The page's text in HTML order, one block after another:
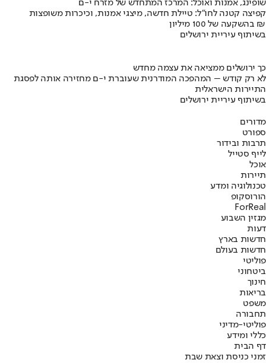
שופינג, אמנות ואוכל: המרכז המתחדש של מזרח י-ם
קפיצה קטנה לחו"ל: טיילת חדשה, מיצגי אמנות, וכיכרות משופצות
בהשקעה של 100 מיליון ₪
בשיתוף עיריית ירושלים
כך ירושלים ממציאה את עצמה מחדש
לא רק קודש – המהפכה המודרנית שעוברת י-ם מחזירה אותה לפסגת
התיירות הישראלית
בשיתוף עיריית ירושלים
מדורים
ספורט
תרבות ובידור
לייף סטייל
אוכל
תיירות
טכנולוגיה ומדע
הורוסקופ
ForReal
מגזין השבוע
דעות
חדשות בארץ
חדשות בעולם
פוליטי
ביטחוני
חינוך
בריאות
משפט
תחבורה
פוליטי-מדיני
כללי ומידע
דף הבית
זמני כניסת וצאת שבת